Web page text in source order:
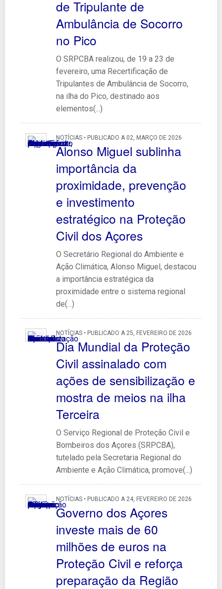
de Tripulante de
Ambulância de Socorro
no Pico
O SRPCBA realizou, de 19 a 23 de
fevereiro, uma Recertificação de
Tripulantes de Ambulância de Socorro,
na ilha do Pico, destinado aos
elementos(...)
NOTÍCIAS • PUBLICADO A 02, MARÇO DE 2026
Alonso Miguel sublinha
importância da
proximidade, prevenção
e investimento
estratégico na Proteção
Civil dos Açores
O Secretário Regional do Ambiente e
Ação Climática, Alonso Miguel, destacou
a importância estratégica da
proximidade entre o sistema regional
de(...)
NOTÍCIAS • PUBLICADO A 25, FEVEREIRO DE 2026
Dia Mundial da Proteção
Civil assinalado com
ações de sensibilização e
mostra de meios na ilha
Terceira
O Serviço Regional de Proteção Civil e
Bombeiros dos Açores (SRPCBA),
tutelado pela Secretaria Regional do
Ambiente e Ação Climática, promove(...)
NOTÍCIAS • PUBLICADO A 24, FEVEREIRO DE 2026
Governo dos Açores
investe mais de 60
milhões de euros na
Proteção Civil e reforça
preparação da Região